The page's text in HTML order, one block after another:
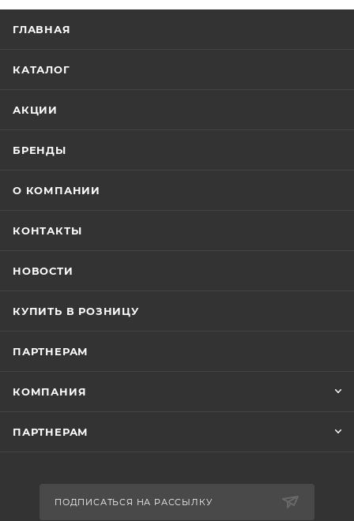
ГЛАВНАЯ
КАТАЛОГ
АКЦИИ
БРЕНДЫ
О КОМПАНИИ
КОНТАКТЫ
НОВОСТИ
КУПИТЬ В РОЗНИЦУ
ПАРТНЕРАМ
КОМПАНИЯ
ПАРТНЕРАМ
ПОДПИСАТЬСЯ НА РАССЫЛКУ